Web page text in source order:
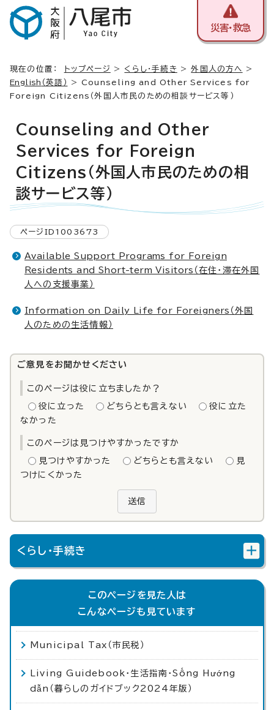
災害・救急
現在の位置： トップページ > くらし・手続き >外国人の方へ
>
English （英語）
> Counseling and Other Services for
Foreign Citizens（外国人市民のための相談サービス等）
Counseling and Other
Services for Foreign
Citizens（外国人市民のための相
談サービス等）
ページID1003673
Available Support Programs for Foreign
Residents and Short-term Visitors （在住・滞在外国
人への支援事業）
Information on Daily Life for Foreigners （外国
人のための生活情報）
ご意見をお聞かせください
このページは役に立ちましたか？
役に立った どちらとも言えない
役に立た
なかった
このページは見つけやすかったですか
見つけやすかった どちらとも言えない
見
つけにくかった
送信
くらし・手続き
このページを見た人は
こんなページも見ています
Municipal Tax（市民税）
Living Guidebook・生活指南・Sống Hướng
dẫn（暮らしのガイドブック2024年版）